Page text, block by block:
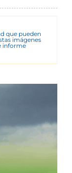
que pueden
imágenes
informe